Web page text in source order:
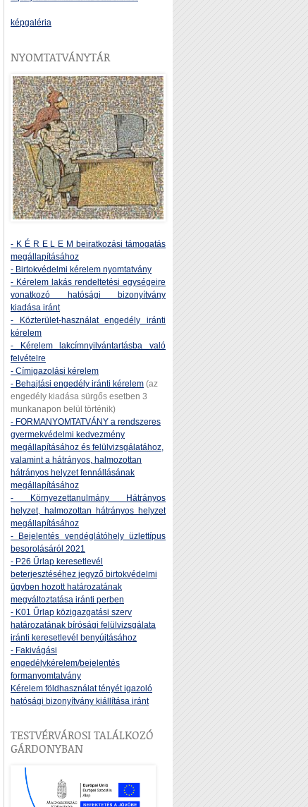
képgaléria
NYOMTATVÁNYTÁR
- K É R E L E M beiratkozási támogatás
megállapításához
- Birtokvédelmi kérelem nyomtatvány
- Kérelem lakás rendeltetési egységeire
vonatkozó hatósági bizonyítvány
kiadása iránt
- Közterület-használat engedély iránti
kérelem
- Kérelem lakcímnyilvántartásba való
felvételre
- Címigazolási kérelem
- Behajtási engedély iránti kérelem (az
engedély kiadása sürgős esetben 3
munkanapon belül történik)
- FORMANYOMTATVÁNY a rendszeres
gyermekvédelmi kedvezmény
megállapításához és felülvizsgálatához,
valamint a hátrányos, halmozottan
hátrányos helyzet fennállásának
megállapításához
- Környezettanulmány Hátrányos
helyzet, halmozottan hátrányos helyzet
megállapításához
- Bejelentés vendéglátóhely üzlettípus
besorolásáról 2021
- P26 Űrlap keresetlevél
beterjesztéséhez jegyző birtokvédelmi
ügyben hozott határozatának
megváltoztatása iránti perben
- K01 Űrlap közigazgatási szerv
határozatának bírósági felülvizsgálata
iránti keresetlevél benyújtásához
- Fakivágási
engedélykérelem/bejelentés
formanyomtatvány
Kérelem földhasználat tényét igazoló
hatósági bizonyítvány kiállítása iránt
TESTVÉRVÁROSI TALÁLKOZÓ
GÁRDONYBAN